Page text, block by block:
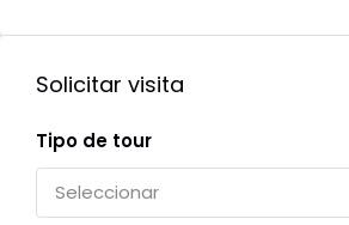
Solicitar visita
Tipo de tour
Seleccionar